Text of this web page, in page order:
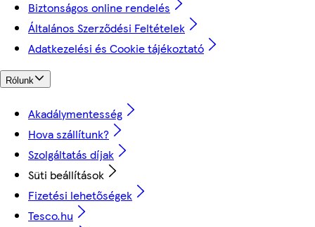
Biztonságos online rendelés
Általános Szerződési Feltételek
Adatkezelési és Cookie tájékoztató
Rólunk
Akadálymentesség
Hova szállítunk?
Szolgáltatás díjak
Süti beállítások
Fizetési lehetőségek
Tesco.hu